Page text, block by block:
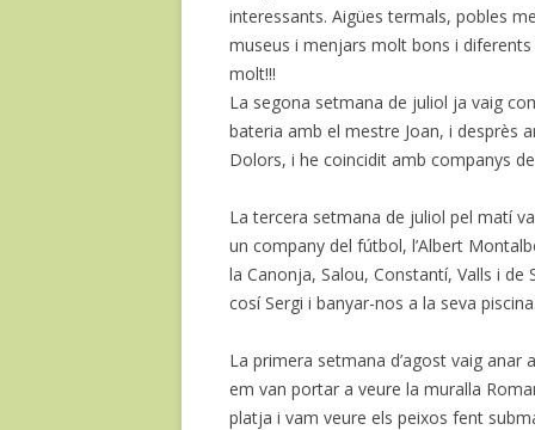
interessants. Aigües termals, pobles
museus i menjars molt bons i
molt!!!
La segona setmana de juliol ja vaig
bateria amb el mestre Joan, i desprès
Dolors, i he coincidit amb companys de
La tercera setmana de juliol pel matí
un company del fútbol, l’Albert
la Canonja, Salou, Constantí, Valls i
cosí Sergi i banyar-nos a la seva piscina.
La primera setmana d’agost vaig anar
em van portar a veure la muralla
platja i vam veure els peixos fent